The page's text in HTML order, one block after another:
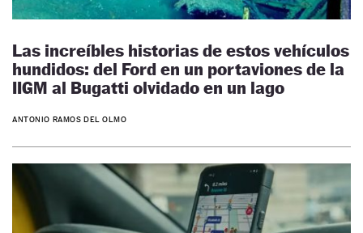
Las increíbles historias de estos vehículos
hundidos: del Ford en un portaviones de la
IIGM al Bugatti olvidado en un lago
ANTONIO RAMOS DEL OLMO